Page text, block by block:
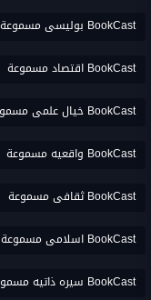
BookCast بوليسى مسموعة
BookCast اقتصاد مسموعة
BookCast خيال علمى مسموعة
BookCast واقعيه مسموعة
BookCast ثقافى مسموعة
BookCast اسلامى مسموعة
BookCast سيره ذاتيه مسموعة